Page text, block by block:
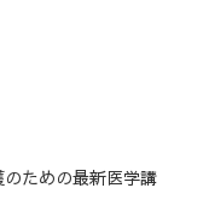
ための最新医学講